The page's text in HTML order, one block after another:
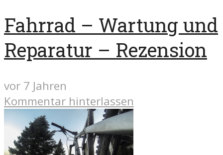
Fahrrad – Wartung und
Reparatur – Rezension
vor 7 Jahren
Kommentar hinterlassen